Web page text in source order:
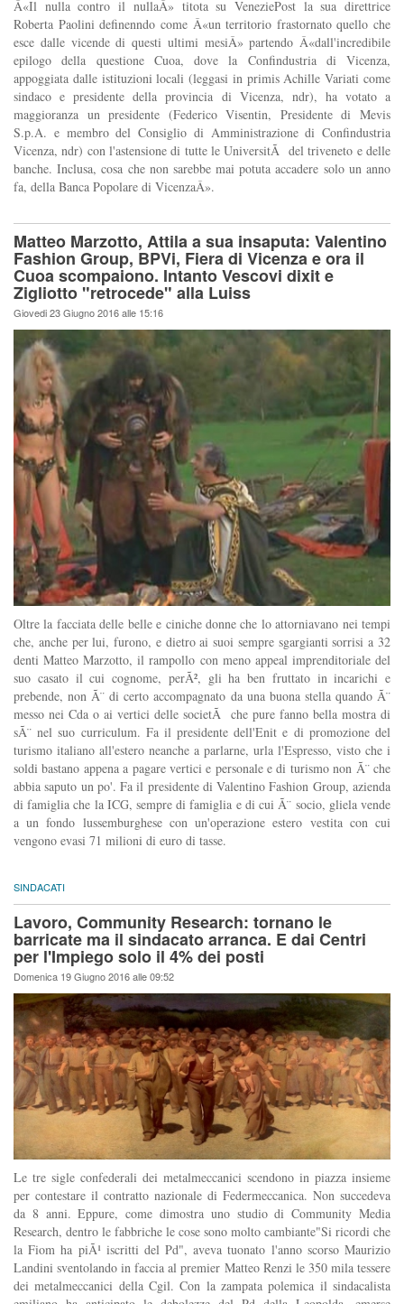
Â«Il nulla contro il nullaÂ» titota su VeneziePost la sua direttrice
Roberta Paolini definenndo come Â«un territorio frastornato quello che
esce dalle vicende di questi ultimi mesiÂ» partendo Â«dall'incredibile
epilogo della questione Cuoa, dove la Confindustria di Vicenza,
appoggiata dalle istituzioni locali (leggasi in primis Achille Variati come
sindaco e presidente della provincia di Vicenza, ndr), ha votato a
maggioranza un presidente (Federico Visentin, Presidente di Mevis
S.p.A. e membro del Consiglio di Amministrazione di Confindustria
Vicenza, ndr) con l'astensione di tutte le UniversitÃ del triveneto e delle
banche. Inclusa, cosa che non sarebbe mai potuta accadere solo un anno
fa, della Banca Popolare di VicenzaÂ».
Matteo Marzotto, Attila a sua insaputa: Valentino
Fashion Group, BPVi, Fiera di Vicenza e ora il
Cuoa scompaiono. Intanto Vescovi dixit e
Zigliotto "retrocede" alla Luiss
Giovedi 23 Giugno 2016 alle 15:16
Oltre la facciata delle belle e ciniche donne che lo attorniavano nei tempi
che, anche per lui, furono, e dietro ai suoi sempre sgargianti sorrisi a 32
denti Matteo Marzotto, il rampollo con meno appeal imprenditoriale del
suo casato il cui cognome, perÃ², gli ha ben fruttato in incarichi e
prebende, non Ã¨ di certo accompagnato da una buona stella quando Ã¨
messo nei Cda o ai vertici delle societÃ che pure fanno bella mostra di
sÃ¨ nel suo curriculum. Fa il presidente dell'Enit e di promozione del
turismo italiano all'estero neanche a parlarne, urla l'Espresso, visto che i
soldi bastano appena a pagare vertici e personale e di turismo non Ã¨ che
abbia saputo un po'. Fa il presidente di Valentino Fashion Group, azienda
di famiglia che la ICG, sempre di famiglia e di cui Ã¨ socio, gliela vende
a un fondo lussemburghese con un'operazione estero vestita con cui
vengono evasi 71 milioni di euro di tasse.
SINDACATI
Lavoro, Community Research: tornano le
barricate ma il sindacato arranca. E dai Centri
per l'Impiego solo il 4% dei posti
Domenica 19 Giugno 2016 alle 09:52
Le tre sigle confederali dei metalmeccanici scendono in piazza insieme
per contestare il contratto nazionale di Federmeccanica. Non succedeva
da 8 anni. Eppure, come dimostra uno studio di Community Media
Research, dentro le fabbriche le cose sono molto cambiante"Si ricordi che
la Fiom ha piÃ¹ iscritti del Pd", aveva tuonato l'anno scorso Maurizio
Landini sventolando in faccia al premier Matteo Renzi le 350 mila tessere
dei metalmeccanici della Cgil. Con la zampata polemica il sindacalista